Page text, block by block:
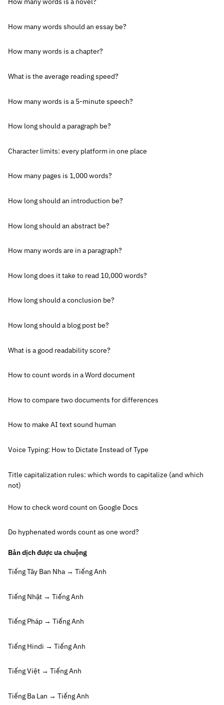
How many words should an essay be?
How many words is a chapter?
What is the average reading speed?
How many words is a 5-minute speech?
How long should a paragraph be?
Character limits: every platform in one place
How many pages is 1,000 words?
How long should an introduction be?
How long should an abstract be?
How many words are in a paragraph?
How long does it take to read 10,000 words?
How long should a conclusion be?
How long should a blog post be?
What is a good readability score?
How to count words in a Word document
How to compare two documents for differences
How to make AI text sound human
Voice Typing: How to Dictate Instead of Type
Title capitalization rules: which words to capitalize (and which
not)
How to check word count on Google Docs
Do hyphenated words count as one word?
Bản dịch được ưa chuộng
Tiếng Tây Ban Nha → Tiếng Anh
Tiếng Nhật → Tiếng Anh
Tiếng Pháp → Tiếng Anh
Tiếng Hindi → Tiếng Anh
Tiếng Việt → Tiếng Anh
Tiếng Ba Lan → Tiếng Anh